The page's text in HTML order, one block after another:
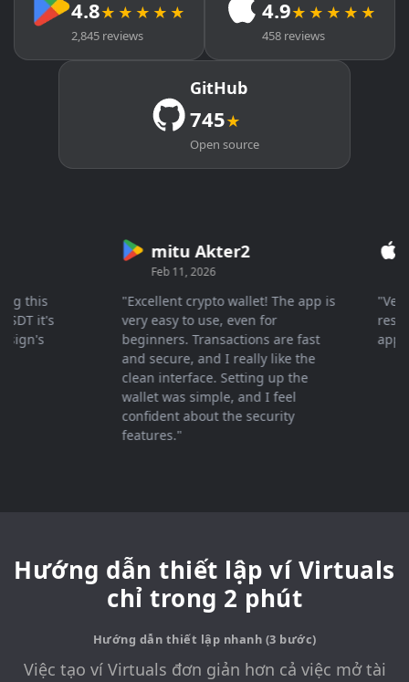
4.8★★★★★
2,845 reviews
4.9★★★★★
458 reviews
GitHub
745★
Open source
it's
mitu Akter2
Feb 11, 2026
"Excellent crypto wallet! The app is
very easy to use, even for
beginners. Transactions are fast
and secure, and I really like the
clean interface. Setting up the
wallet was simple, and I feel
confident about the security
features."
"Very
Hướng dẫn thiết lập ví Virtuals
chỉ trong 2 phút
Hướng dẫn thiết lập nhanh (3 bước)
Việc tạo ví Virtuals đơn giản hơn cả việc mở tài